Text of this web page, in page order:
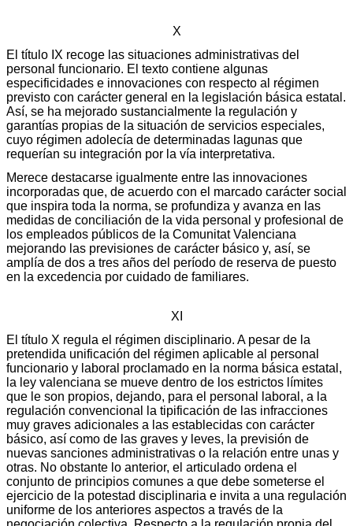
X
El título IX recoge las situaciones administrativas del
personal funcionario. El texto contiene algunas
especificidades e innovaciones con respecto al régimen
previsto con carácter general en la legislación básica estatal.
Así, se ha mejorado sustancialmente la regulación y
garantías propias de la situación de servicios especiales,
cuyo régimen adolecía de determinadas lagunas que
requerían su integración por la vía interpretativa.
Merece destacarse igualmente entre las innovaciones
incorporadas que, de acuerdo con el marcado carácter social
que inspira toda la norma, se profundiza y avanza en las
medidas de conciliación de la vida personal y profesional de
los empleados públicos de la Comunitat Valenciana
mejorando las previsiones de carácter básico y, así, se
amplía de dos a tres años del período de reserva de puesto
en la excedencia por cuidado de familiares.
XI
El título X regula el régimen disciplinario. A pesar de la
pretendida unificación del régimen aplicable al personal
funcionario y laboral proclamado en la norma básica estatal,
la ley valenciana se mueve dentro de los estrictos límites
que le son propios, dejando, para el personal laboral, a la
regulación convencional la tipificación de las infracciones
muy graves adicionales a las establecidas con carácter
básico, así como de las graves y leves, la previsión de
nuevas sanciones administrativas o la relación entre unas y
otras. No obstante lo anterior, el articulado ordena el
conjunto de principios comunes a que debe someterse el
ejercicio de la potestad disciplinaria e invita a una regulación
uniforme de los anteriores aspectos a través de la